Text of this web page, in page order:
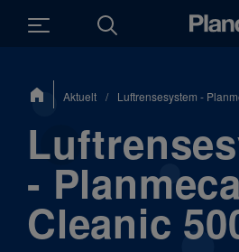
Du
er Aktuelt / Luftrensesystem -
-
Cleanic